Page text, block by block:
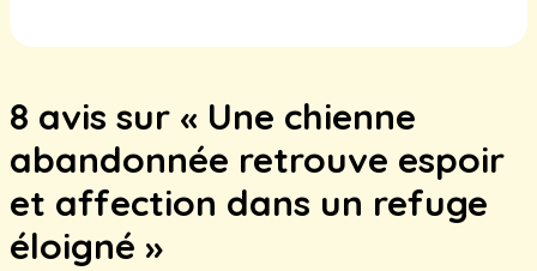
8 avis sur « Une chienne
abandonnée retrouve espoir
et affection dans un refuge
éloigné »